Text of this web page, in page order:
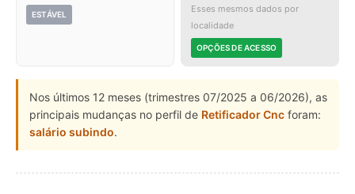
ESTÁVEL
Esses mesmos dados por
localidade
OPÇÕES DE ACESSO
Nos últimos 12 meses (trimestres 07/2025 a 06/2026), as
principais mudanças no perfil de Retificador Cnc foram:
salário subindo.